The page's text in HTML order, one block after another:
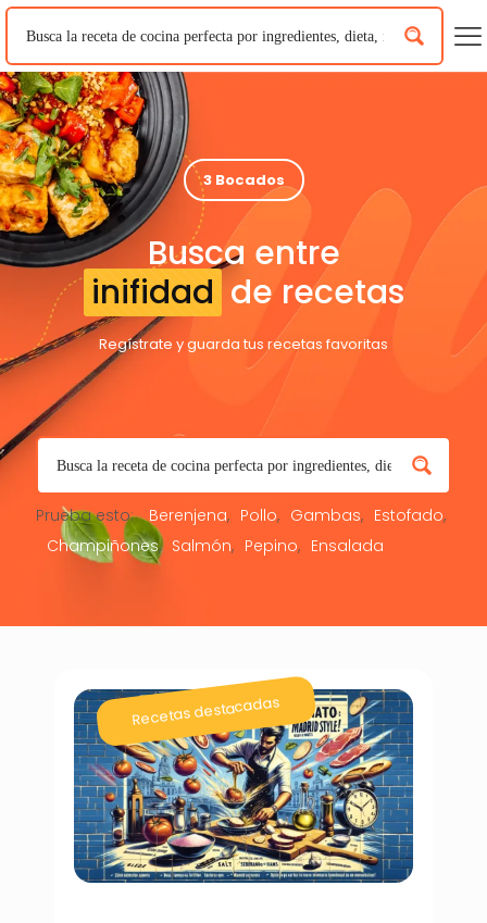
3 Bocados
Busca entre
inifidad de recetas
Regístrate y guarda tus recetas favoritas
Prueba esto: Berenjena Pollo Gambas
Estofado
Champiñones
Salmón Pepino Ensalada
Recetas destacadas